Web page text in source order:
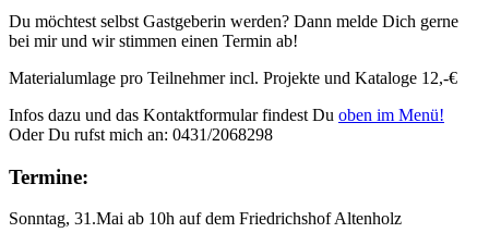
Du möchtest selbst Gastgeberin werden? Dann melde Dich gerne
bei mir und wir stimmen einen Termin ab!
Materialumlage pro Teilnehmer incl. Projekte und Kataloge 12,-€
Infos dazu und das Kontaktformular findest Du oben im Menü!
Oder Du rufst mich an: 0431/2068298
Termine:
Sonntag, 31.Mai ab 10h auf dem Friedrichshof Altenholz